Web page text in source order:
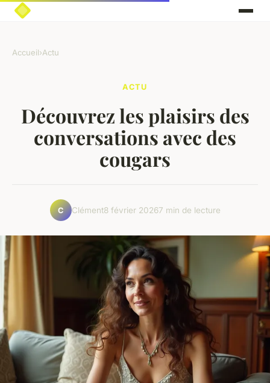
Accueil›Actu
ACTU
Découvrez les plaisirs des
conversations avec des
cougars
C Clément8 février 20267 min de lecture